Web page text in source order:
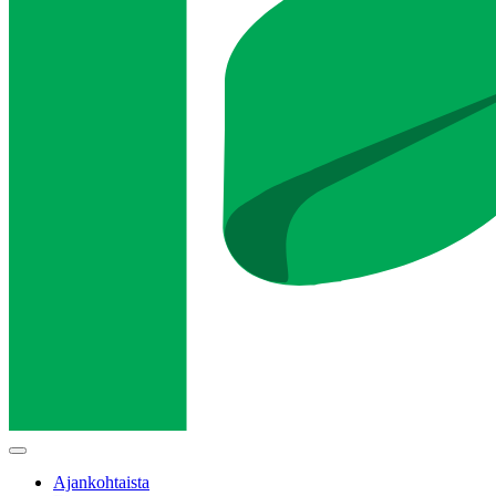
Main
Ajankohtaista